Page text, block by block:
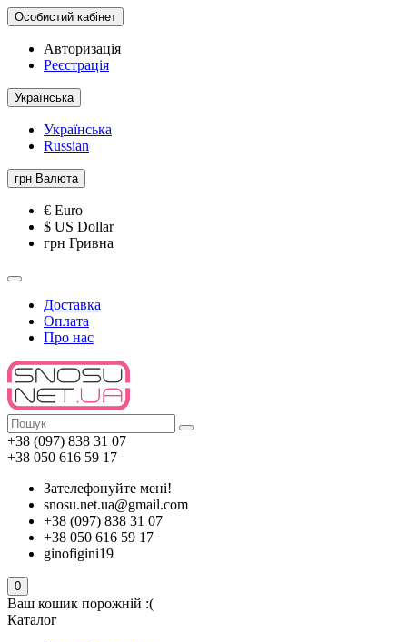
Особистий кабінет
Авторизація
Реєстрація
Українська
Українська
Russian
грн Валюта
€ Euro
$ US Dollar
грн Гривна
Доставка
Оплата
Про нас
+38 (097) 838 31 07
+38 050 616 59 17
Зателефонуйте мені!
snosu.net.ua@gmail.com
+38 (097) 838 31 07
+38 050 616 59 17
ginofigini19
0
Ваш кошик порожній :(
Каталог